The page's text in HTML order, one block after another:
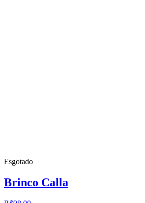
Esgotado
Brinco Calla